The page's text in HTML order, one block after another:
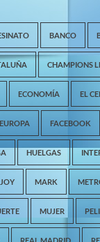
BANCO
CHAMPIONS
ECONOMÍA EL
EUROPA FACEBOOK
HUELGAS
MARK
MUJER